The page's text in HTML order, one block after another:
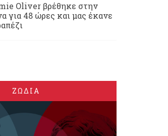
Oliver βρέθηκε στην
για 48 ώρες και μας έκανε
ΖΩΔΙΑ